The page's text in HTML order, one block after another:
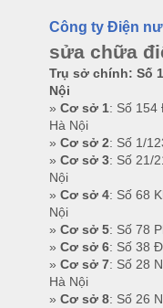
Công ty Điện
sửa chữa
Trụ sở chính: Số
Nội
» Cơ sở 1: Số
Hà Nội
» Cơ sở 2: Số 1/
» Cơ sở 3: Số 21/
Nội
» Cơ sở 4: Số 68
Nội
» Cơ sở 5: Số 78
» Cơ sở 6: Số 38
» Cơ sở 7: Số 28
Hà Nội
» Cơ sở 8: Số 26